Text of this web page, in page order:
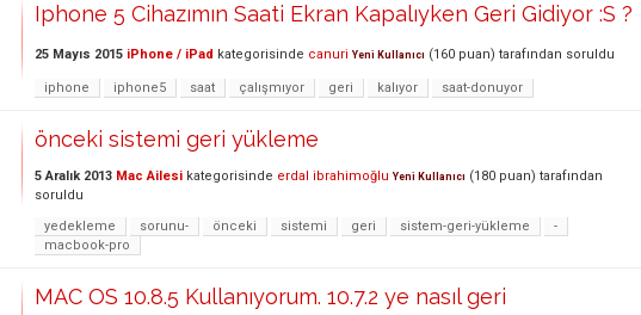
Iphone 5 Cihazımın Saati Ekran Kapalıyken Geri Gidiyor :S ?
25 Mayıs 2015 iPhone / iPad kategorisinde canuri Yeni Kullanıcı (160 puan) tarafından soruldu
iphone iphone5 saat çalışmıyor geri kalıyor saat-donuyor
önceki sistemi geri yükleme
5 Aralık 2013 Mac Ailesi kategorisinde erdal ibrahimoğlu Yeni Kullanıcı (180 puan) tarafından
soruldu
yedekleme
sorunu- önceki sistemi geri sistem-geri-yükleme
-
macbook-pro
MAC OS 10.8.5 Kullanıyorum. 10.7.2 ye nasıl geri